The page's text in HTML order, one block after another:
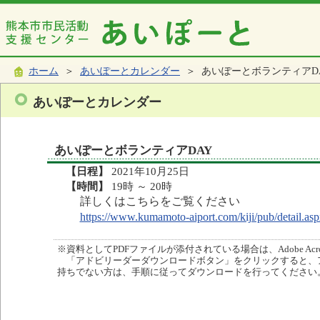
ホーム ＞ あいぽーとカレンダー ＞ あいぽーとボランティア
あいぽーとカレンダー
あいぽーとボランティアDAY
【日程】
2021年10月25日
【時間】
19時 ～ 20時
詳しくはこちらをご覧ください
https://www.kumamoto-aiport.com/kiji/pub/
※資料としてPDFファイルが添付されている場合は、Adobe
「アドビリーダーダウンロードボタン」をクリックすると
持ちでない方は、手順に従ってダウンロードを行ってください